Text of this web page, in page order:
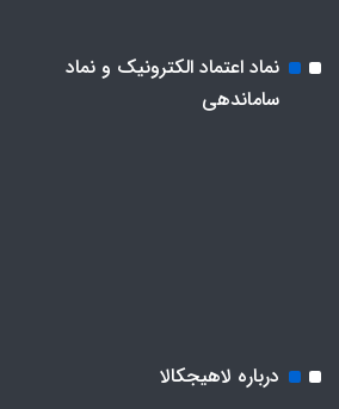
نماد اعتماد الکترونیک و نماد
ساماندهی
درباره لاهیجکالا